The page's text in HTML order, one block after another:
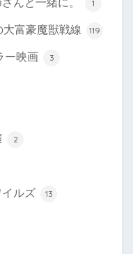
1
富豪魔獣戦線 119
ー映画 3
2
ルズ 13